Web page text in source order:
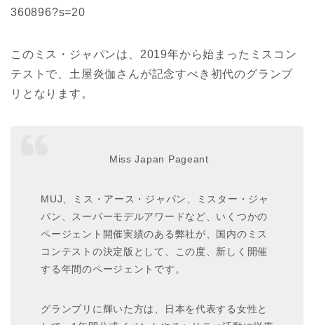
360896?s=20
このミス・ジャパンは、2019年から始まったミスコン
テストで、土屋炎伽さんが記念すべき初代のグランプ
リとなります。
Miss Japan Pageant
MUJ、ミス・アース・ジャパン、ミスター・ジャ
パン、スーパーモデルアワードなど、いくつかの
ページェント開催実績のある弊社が、国内のミス
コンテストの決定版として、この度、新しく開催
する年間のページェントです。
グランプリに輝いた方は、日本を代表する女性と